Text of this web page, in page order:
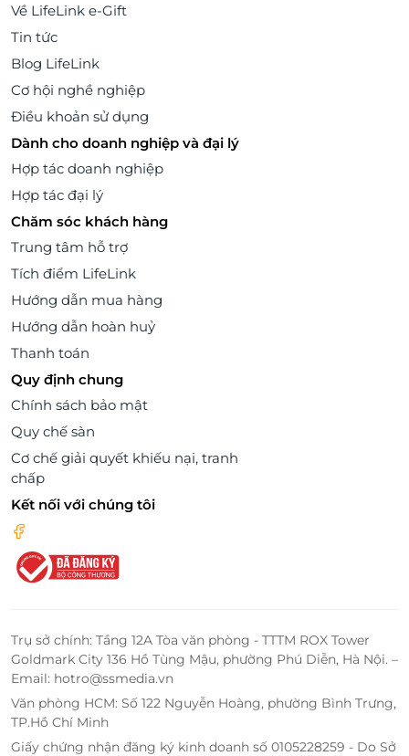
Về LifeLink e-Gift
Tin tức
Blog LifeLink
Cơ hội nghề nghiệp
Điều khoản sử dụng
Dành cho doanh nghiệp và đại lý
Hợp tác doanh nghiệp
Hợp tác đại lý
Chăm sóc khách hàng
Trung tâm hỗ trợ
Tích điểm LifeLink
Hướng dẫn mua hàng
Hướng dẫn hoàn huỷ
Thanh toán
Quy định chung
Chính sách bảo mật
Quy chế sàn
Cơ chế giải quyết khiếu nại, tranh
chấp
Kết nối với chúng tôi
Trụ sở chính: Tầng 12A Tòa văn phòng - TTTM ROX Tower
Goldmark City 136 Hồ Tùng Mậu, phường Phú Diễn, Hà Nội. –
Email: hotro@ssmedia.vn
Văn phòng HCM: Số 122 Nguyễn Hoàng, phường Bình Trưng,
TP.Hồ Chí Minh
Giấy chứng nhận đăng ký kinh doanh số 0105228259 - Do Sở